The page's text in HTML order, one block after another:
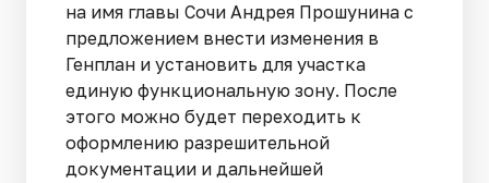
на имя главы Сочи Андрея Прошунина с
предложением внести изменения в
Генплан и установить для участка
единую функциональную зону. После
этого можно будет переходить к
оформлению разрешительной
документации и дальнейшей